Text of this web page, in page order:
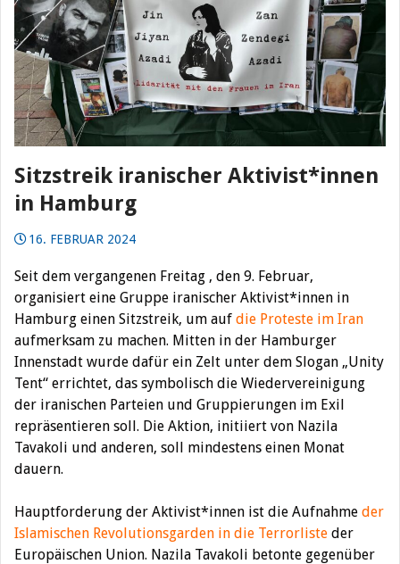
Sitzstreik iranischer Aktivist*innen
in Hamburg
16. FEBRUAR 2024
Seit dem vergangenen Freitag , den 9. Februar,
organisiert eine Gruppe iranischer Aktivist*innen in
Hamburg einen Sitzstreik, um auf die Proteste im Iran
aufmerksam zu machen. Mitten in der Hamburger
Innenstadt wurde dafür ein Zelt unter dem Slogan „Unity
Tent“ errichtet, das symbolisch die Wiedervereinigung
der iranischen Parteien und Gruppierungen im Exil
repräsentieren soll. Die Aktion, initiiert von Nazila
Tavakoli und anderen, soll mindestens einen Monat
dauern.
Hauptforderung der Aktivist*innen ist die Aufnahme der
Islamischen Revolutionsgarden in die Terrorliste der
Europäischen Union. Nazila Tavakoli betonte gegenüber